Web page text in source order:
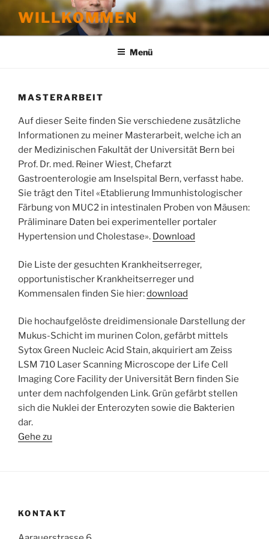
Inhalt
springen
WILLKOMMEN
Menü
MASTERARBEIT
Auf dieser Seite finden Sie verschiedene zusätzliche
Informationen zu meiner Masterarbeit, welche ich an
der Medizinischen Fakultät der Universität Bern bei
Prof. Dr. med. Reiner Wiest, Chefarzt
Gastroenterologie am Inselspital Bern, verfasst habe.
Sie trägt den Titel «Etablierung Immunhistologischer
Färbung von MUC2 in intestinalen Proben von Mäusen:
Präliminare Daten bei experimenteller portaler
Hypertension und Cholestase». Download
Die Liste der gesuchten Krankheitserreger,
opportunistischer Krankheitserreger und
Kommensalen finden Sie hier:download
Die hochaufgelöste dreidimensionale Darstellung der
Mukus-Schicht im murinen Colon, gefärbt mittels
Sytox Green Nucleic Acid Stain, akquiriert am Zeiss
LSM 710 Laser Scanning Microscope der Life Cell
Imaging Core Facility der Universität Bern finden Sie
unter dem nachfolgenden Link. Grün gefärbt stellen
sich die Nuklei der Enterozyten sowie die Bakterien
dar.
Gehe zu
KONTAKT